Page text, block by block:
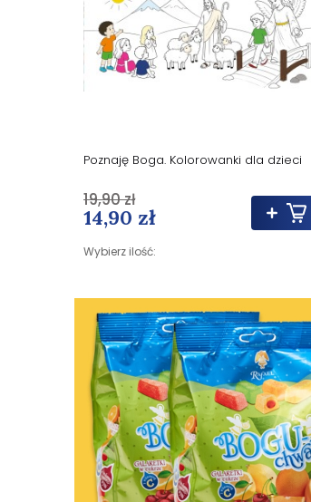
Poznaję Boga. Kolorowanki dla dzieci
14,90 zł
Wybierz ilość:
19,90 zł